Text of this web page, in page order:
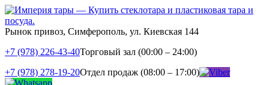
Рынок привоз, Симферополь, ул. Киевская 144
+7 (978) 226-43-40Торговый зал (00:00 – 24:00)
+7 (978) 278-19-20Отдел продаж (08:00 – 17:00)